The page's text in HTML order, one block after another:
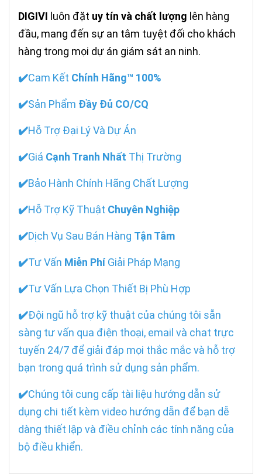
DIGIVI luôn đặt uy tín và chất lượng lên hàng
đầu, mang đến sự an tâm tuyệt đối cho khách
hàng trong mọi dự án giám sát an ninh.
✔️Cam Kết Chính Hãng™ 100%
✔️Sản Phẩm Đầy Đủ CO/CQ
✔️Hỗ Trợ Đại Lý Và Dự Án
✔️Giá Cạnh Tranh Nhất Thị Trường
✔️Bảo Hành Chính Hãng Chất Lượng
✔️Hỗ Trợ Kỹ Thuật Chuyên Nghiệp
✔️Dịch Vụ Sau Bán Hàng Tận Tâm
✔️Tư Vấn Miễn PhíGiải Pháp Mạng
✔️Tư Vấn Lựa Chọn Thiết Bị Phù Hợp
✔️Đội ngũ hỗ trợ kỹ thuật của chúng tôi sẵn
sàng tư vấn qua điện thoại, email và chat trực
tuyến 24/7 để giải đáp mọi thắc mắc và hỗ trợ
bạn trong quá trình sử dụng sản phẩm.
✔️Chúng tôi cung cấp tài liệu hướng dẫn sử
dụng chi tiết kèm video hướng dẫn để bạn dễ
dàng thiết lập và điều chỉnh các tính năng của
bộ điều khiển.